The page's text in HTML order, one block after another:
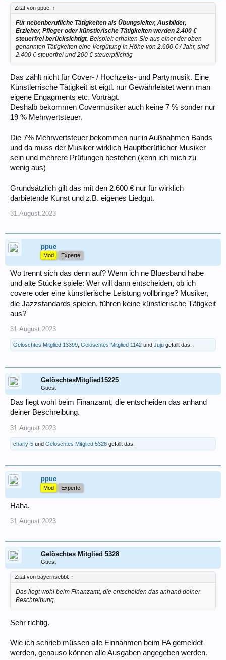
Zitat von ppue: ↑
Für nebenberufliche Tätigkeiten als Übungsleiter, Ausbilder,
Erzieher, Pfleger oder künstlerische Tätigkeiten werden 2.400 €
steuerfrei berücksichtigt. Beispiel: erhalten Sie aus einer der oben
genannten Tätigkeiten eine Vergütung in Höhe von 2.600 € / Jahr, sind
2.400 € steuerfrei und 200 € steuerpflichtig
Das zählt nicht für Cover- / Hochzeits- und Partymusik. Eine
Künstlerrische Tätigkeit ist eigtl. nur Gewährleistet wenn man
eigene Engagments etc. Vorträgt.
Deshalb bekommen Covermusiker auch keine 7 % sonder nur
19 % Mehrwertsteuer.
Die 7% Mehrwertsteuer bekommen nur in Außnahmen Bands
und da muss der Musiker wirklich Hauptberüflicher Musiker
sein und mehrere Prüfungen bestehen (kenn ich mich zu
wenig aus)
Grundsätzlich gilt das mit den 2.600 € nur für wirklich
darbietende Kunst und z.B. eigenes Liedgut.
31.August.2023
ppue
Mod Experte
Wo trennt sich das denn auf? Wenn ich ne Bluesband habe
und alte Stücke spiele: Wer will dann entscheiden, ob ich
covere oder eine künstlerische Leistung vollbringe? Musiker,
die Jazzstandards spielen, führen keine künstlerische Tätigkeit
aus?
31.August.2023
Gelöschtes Mitglied 13399 Gelöschtes Mitglied 1142 und Juju gefällt das.
GelöschtesMitglied15225
Guest
Das liegt wohl beim Finanzamt, die entscheiden das anhand
deiner Beschreibung.
31.August.2023
charly-5 und Gelöschtes Mitglied 5328 gefällt das.
ppue
Mod Experte
Haha.
31.August.2023
Gelöschtes Mitglied 5328
Guest
Zitat von bayernsebbl: ↑
Das liegt wohl beim Finanzamt, die entscheiden das anhand deiner
Beschreibung.
Sehr richtig.
Wie ich schrieb müssen alle Einnahmen beim FA gemeldet
werden, genauso können alle Ausgaben angegeben werden.